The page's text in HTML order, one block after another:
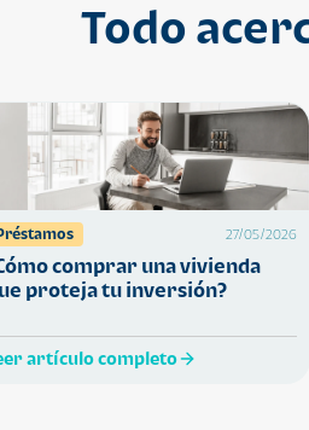
Todo
27/05/2026
comprar una vivienda
proteja tu inversión?
artículo completo